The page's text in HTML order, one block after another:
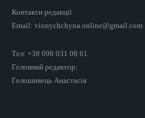
Контакти редакції
Email: vinnychchyna.online@gmail.com
Тел: +38 098 031 08 61
Головний редактор:
Голошивець Анастасія